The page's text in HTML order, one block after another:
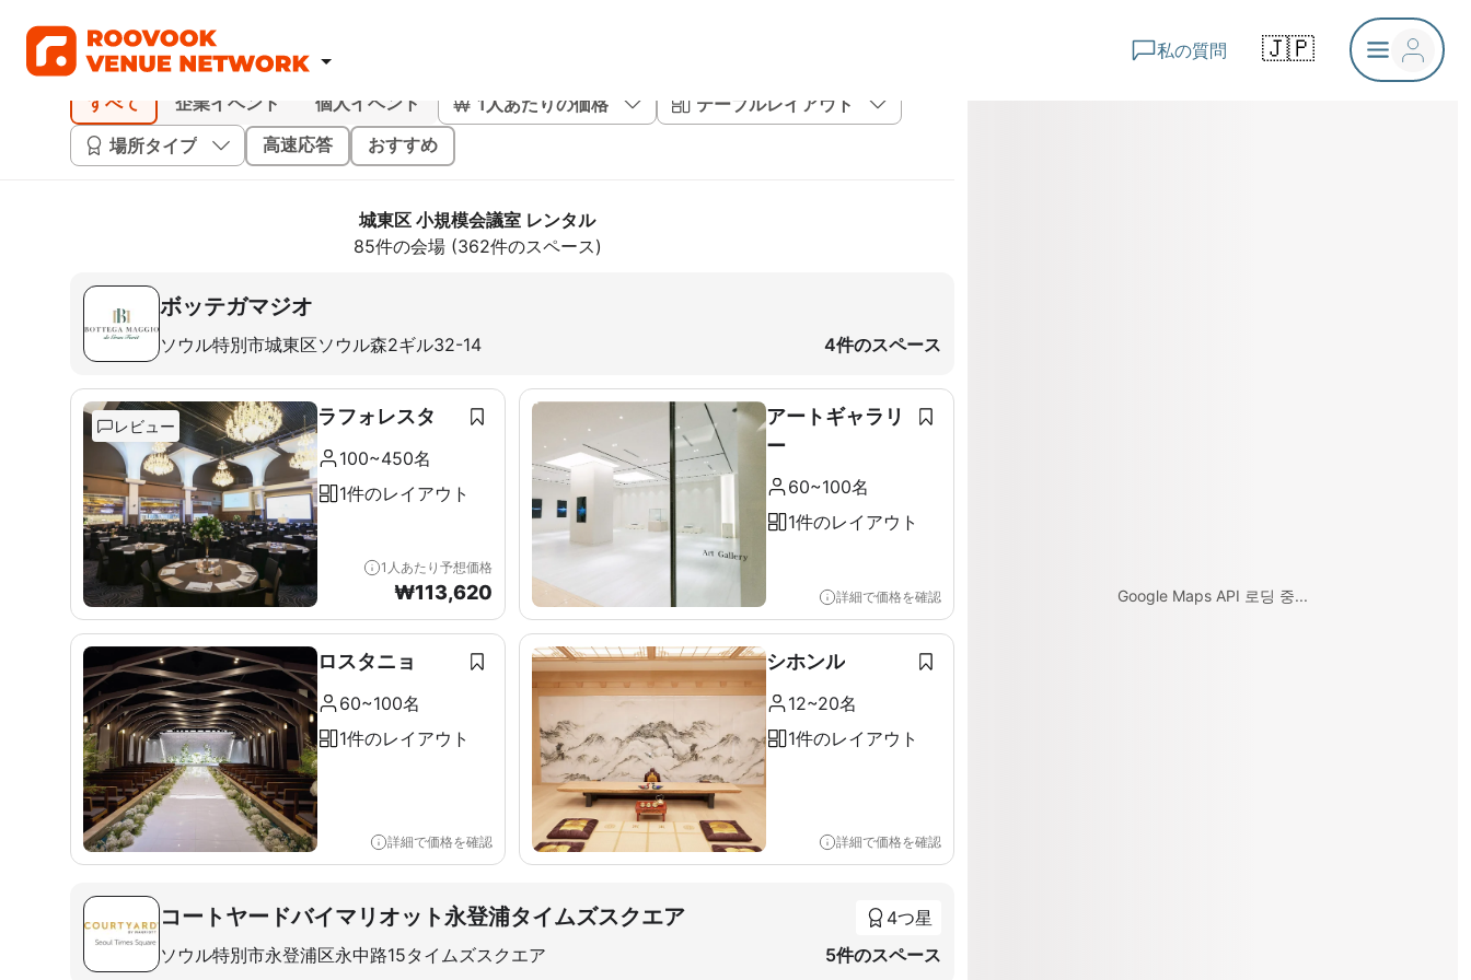
私の質問 🇯🇵
すべて 企業イベント 個人イベント 1人あたりの価格
テーブルレイアウト
場所タイプ
高速応答 おすすめ
城東区 小規模会議室 レンタル
85件の会場 (362件のスペース)
ボッテガマジオ
ソウル特別市城東区ソウル森2ギル32-14 4件のスペース
レビュー ラフォレスタ
100~450名
1件のレイアウト
1人あたり予想価格
₩113,620
アートギャラリ
ー
60~100名
1件のレイアウト
詳細で価格を確認
ロスタニョ
60~100名
1件のレイアウト
詳細で価格を確認
シホンル
12~20名
1件のレイアウト
詳細で価格を確認
コートヤードバイマリオット永登浦タイムズスクエア
ソウル特別市永登浦区永中路15タイムズスクエア
4つ星
5件のスペース
Google Maps API 로딩 중...